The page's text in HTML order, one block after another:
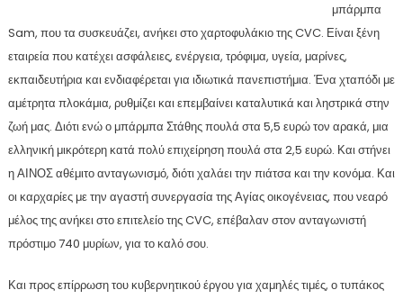
μπάρμπα
Sam, που τα συσκευάζει, ανήκει στο χαρτοφυλάκιο της CVC. Είναι ξένη
εταιρεία που κατέχει ασφάλειες, ενέργεια, τρόφιμα, υγεία, μαρίνες,
εκπαιδευτήρια και ενδιαφέρεται για ιδιωτικά πανεπιστήμια. Ένα χταπόδι με
αμέτρητα πλοκάμια, ρυθμίζει και επεμβαίνει καταλυτικά και ληστρικά στην
ζωή μας. Διότι ενώ ο μπάρμπα Στάθης πουλά στα 5,5 ευρώ τον αρακά, μια
ελληνική μικρότερη κατά πολύ επιχείρηση πουλά στα 2,5 ευρώ. Και στήνει
η ΑΙΝΟΣ αθέμιτο ανταγωνισμό, διότι χαλάει την πιάτσα και την κονόμα. Και
οι καρχαρίες με την αγαστή συνεργασία της Αγίας οικογένειας, που νεαρό
μέλος της ανήκει στο επιτελείο της CVC, επέβαλαν στον ανταγωνιστή
πρόστιμο 740 μυρίων, για το καλό σου.
Και προς επίρρωση του κυβερνητικού έργου για χαμηλές τιμές, ο τυπάκος